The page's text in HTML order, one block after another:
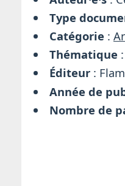
Type
Catégorie :
Thématique :
Éditeur :
Année de
Nombre de